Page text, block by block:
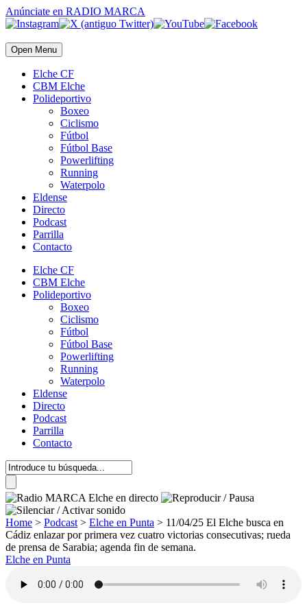
Anúnciate en RADIO MARCA
Open Menu
Elche CF
CBM Elche
Polideportivo
Boxeo
Ciclismo
Fútbol
Fútbol Base
Powerlifting
Running
Waterpolo
Eldense
Directo
Podcast
Parrilla
Contacto
Elche CF
CBM Elche
Polideportivo
Boxeo
Ciclismo
Fútbol
Fútbol Base
Powerlifting
Running
Waterpolo
Eldense
Directo
Podcast
Parrilla
Contacto
Home > Podcast > Elche en Punta > 11/04/25 El Elche busca en
Cádiz enlazar por primera vez cuatro victorias consecutivas; rueda
de prensa de Sarabia; agenda fin de semana.
Elche en Punta